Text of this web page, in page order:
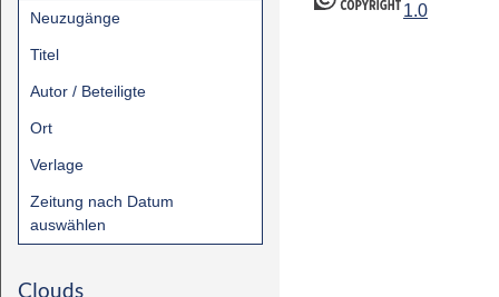
Neuzugänge
Titel
Autor / Beteiligte
Ort
Verlage
Zeitung nach Datum
auswählen
Clouds
1.0